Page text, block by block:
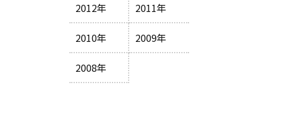
2012年 2011年
2010年 2009年
2008年